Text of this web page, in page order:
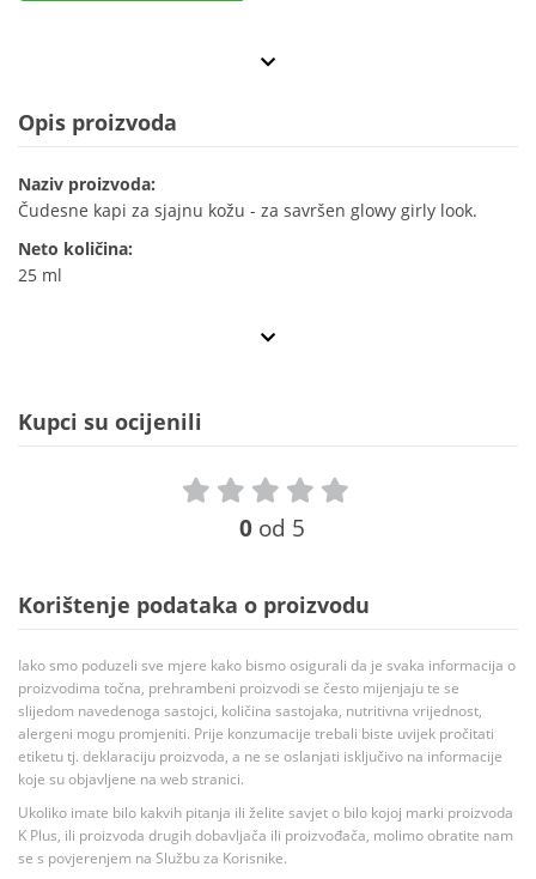
Opis proizvoda
Naziv proizvoda:
Čudesne kapi za sjajnu kožu - za savršen glowy girly look.
Neto količina:
25 ml
Kupci su ocijenili
0 od 5
Korištenje podataka o proizvodu
Iako smo poduzeli sve mjere kako bismo osigurali da je svaka informacija o
proizvodima točna, prehrambeni proizvodi se često mijenjaju te se
slijedom navedenoga sastojci, količina sastojaka, nutritivna vrijednost,
alergeni mogu promjeniti. Prije konzumacije trebali biste uvijek pročitati
etiketu tj. deklaraciju proizvoda, a ne se oslanjati isključivo na informacije
koje su objavljene na web stranici.
Ukoliko imate bilo kakvih pitanja ili želite savjet o bilo kojoj marki proizvoda
K Plus, ili proizvoda drugih dobavljača ili proizvođača, molimo obratite nam
se s povjerenjem na Službu za Korisnike.